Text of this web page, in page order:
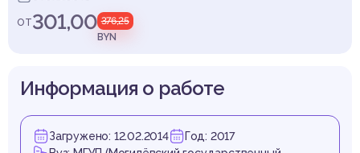
от301,00 376,25
BYN
Информация о работе
Загружено: 12.02.2014
Год: 2017